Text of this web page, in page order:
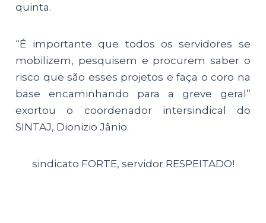
quinta.
“É importante que todos os servidores se
mobilizem, pesquisem e procurem saber o
risco que são esses projetos e faça o coro na
base encaminhando para a greve geral”
exortou o coordenador intersindical do
SINTAJ, Dionizio Jânio.
sindicato FORTE, servidor RESPEITADO!